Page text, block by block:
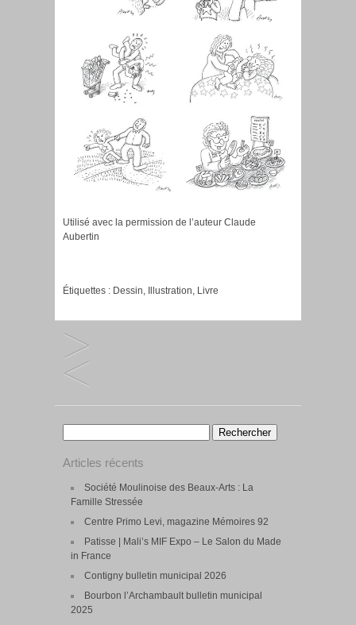
Utilisé avec la permission de l’auteur Claude
Aubertin
Étiquettes : Dessin Illustration Livre
Articles récents
Société Moulinoise des Beaux-Arts : La
Famille Stressée
Centre Primo Levi, magazine Mémoires 92
Patisse | Mali’s MIF Expo – Le Salon du Made
in France
Contigny bulletin municipal 2026
Bourbon l’Archambault bulletin municipal
2025